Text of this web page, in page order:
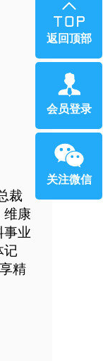
裁
维康
事业
记
精
返回顶部
会员登录
关注微信